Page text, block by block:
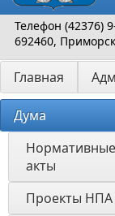
Телефон (42376)
692460,
Главная
Дума
акты
Проекты НПА